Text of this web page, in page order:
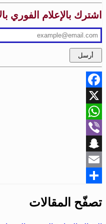
اشترك بالإعلام الفوري
Facebook
X
WhatsApp
Viber
Snapchat
Email
تصفّح المقالات